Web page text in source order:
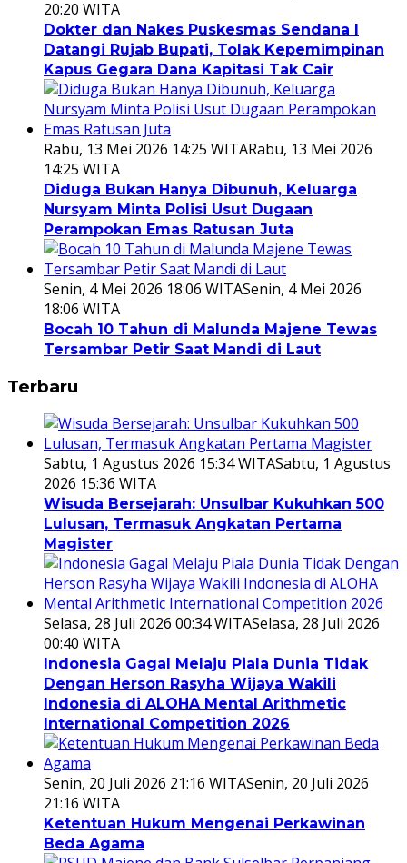
20:20 WITA
Dokter dan Nakes Puskesmas Sendana I
Datangi Rujab Bupati, Tolak Kepemimpinan
Kapus Gegara Dana Kapitasi Tak Cair
Rabu, 13 Mei 2026 14:25 WITARabu, 13 Mei 2026
14:25 WITA
Diduga Bukan Hanya Dibunuh, Keluarga
Nursyam Minta Polisi Usut Dugaan
Perampokan Emas Ratusan Juta
Senin, 4 Mei 2026 18:06 WITASenin, 4 Mei 2026
18:06 WITA
Bocah 10 Tahun di Malunda Majene Tewas
Tersambar Petir Saat Mandi di Laut
Terbaru
Sabtu, 1 Agustus 2026 15:34 WITASabtu, 1 Agustus
2026 15:36 WITA
Wisuda Bersejarah: Unsulbar Kukuhkan 500
Lulusan, Termasuk Angkatan Pertama
Magister
Selasa, 28 Juli 2026 00:34 WITASelasa, 28 Juli 2026
00:40 WITA
Indonesia Gagal Melaju Piala Dunia Tidak
Dengan Herson Rasyha Wijaya Wakili
Indonesia di ALOHA Mental Arithmetic
International Competition 2026
Senin, 20 Juli 2026 21:16 WITASenin, 20 Juli 2026
21:16 WITA
Ketentuan Hukum Mengenai Perkawinan
Beda Agama